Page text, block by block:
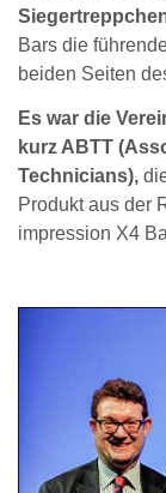
Bars die
beiden Seiten
Es war die
kurz ABTT
Technicians),
Produkt aus der
impression X4